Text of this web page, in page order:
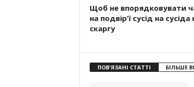
Щоб не впорядковувати
на подвір’ї сусід на
скаргу
ПОВ'ЯЗАНІ СТАТТІ БІЛЬШЕ